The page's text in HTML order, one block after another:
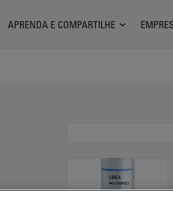
APRENDA E COMPARTILHE